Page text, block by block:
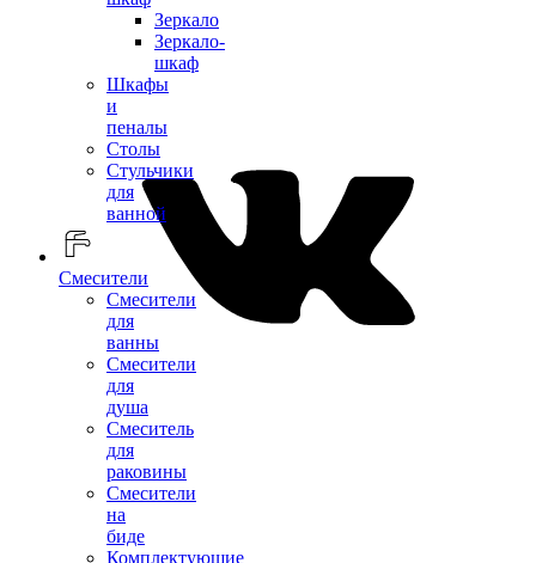
Зеркало
Зеркало-
шкаф
Шкафы
и
пеналы
Столы
Стульчики
для
ванной
Смесители
Смесители
для
ванны
Смесители
для
душа
Смеситель
для
раковины
Смесители
на
биде
Комплектующие